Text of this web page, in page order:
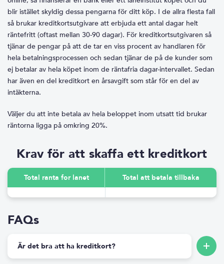
blir istället skyldig dessa pengarna för ditt köp. I de allra flesta fall
så brukar kreditkortsutgivare att erbjuda ett antal dagar helt
räntefritt (oftast mellan 30-90 dagar). För kreditkortsutgivaren så
tjänar de pengar på att de tar en viss procent av handlaren för
hela betalningsprocessen och sedan tjänar de på de kunder som
ej betalar av hela köpet inom de räntafria dagar-intervallet. Sedan
har även en del kreditkort en årsavgift som står för en del av
intäkterna.
Väljer du att inte betala av hela beloppet inom utsatt tid brukar
räntorna ligga på omkring 20%.
Krav för att skaffa ett kreditkort
Total ranta for lanet Total att betala tillbaka
FAQs
Är det bra att ha kreditkort?